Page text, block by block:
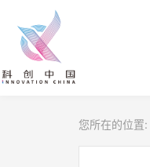
您所在的位置: